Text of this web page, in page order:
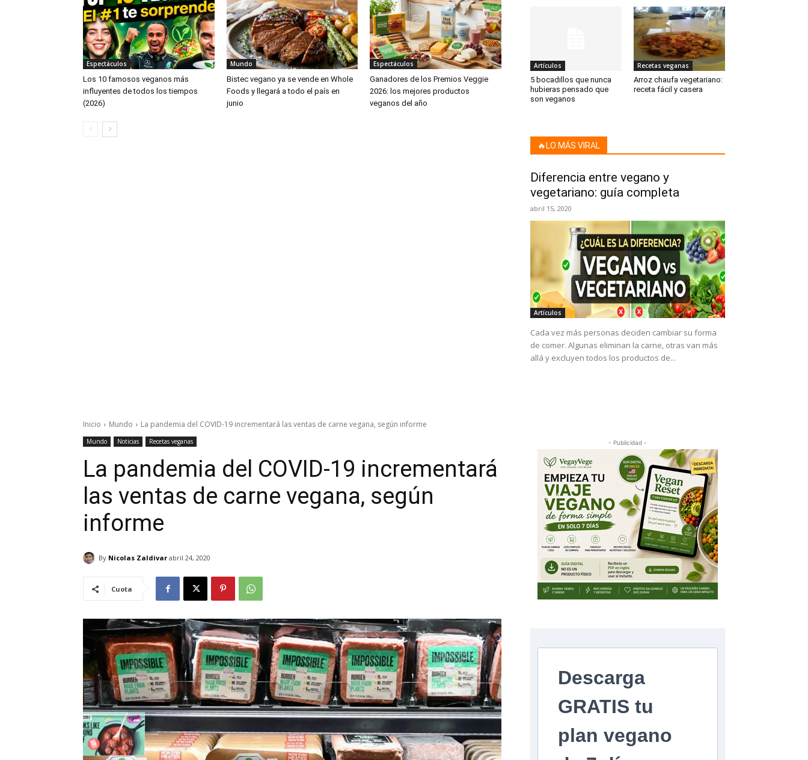
Espectáculos
Los 10 famosos veganos más
influyentes de todos los tiempos
(2026)
Mundo
Bistec vegano ya se vende en Whole
Foods y llegará a todo el país en
junio
Espectáculos
Ganadores de los Premios Veggie
2026: los mejores productos
veganos del año
Artículos
5 bocadillos que nunca
hubieras pensado que
son veganos
Recetas veganas
Arroz chaufa vegetariano:
receta fácil y casera
🔥LO MÁS VIRAL
Diferencia entre vegano y
vegetariano: guía completa
abril 15, 2020
Artículos
Cada vez más personas deciden cambiar su forma
de comer. Algunas eliminan la carne, otras van más
allá y excluyen todos los productos de...